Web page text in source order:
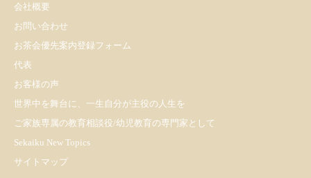
会社概要
お問い合わせ
お茶会優先案内登録フォーム
代表
お客様の声
世界中を舞台に、一生自分が主役の人生を
ご家族専属の教育相談役/幼児教育の専門家として
Sekaiku New Topics
サイトマップ